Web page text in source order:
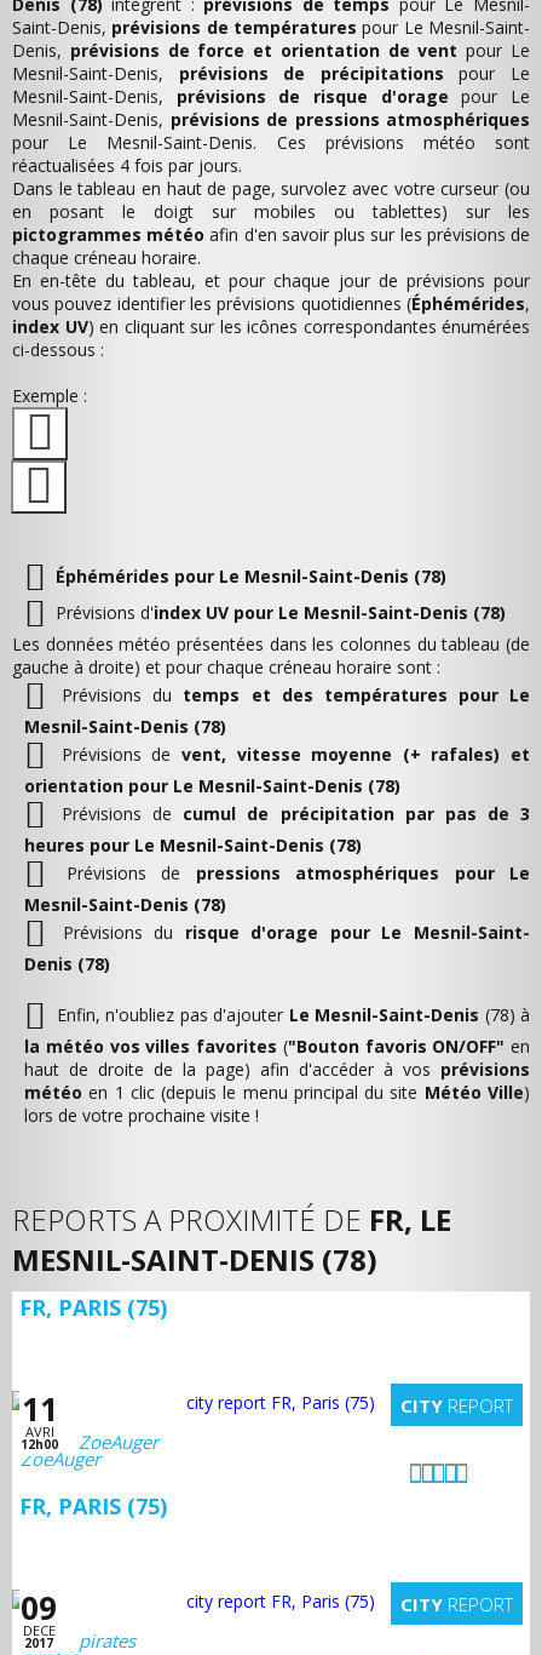
Saint-Denis, prévisions de températures pour Le Mesnil-Saint-
Denis, prévisions de force et orientation de vent pour Le
Mesnil-Saint-Denis, prévisions de précipitations pour Le
Mesnil-Saint-Denis, prévisions de risque d'orage pour Le
Mesnil-Saint-Denis, prévisions de pressions atmosphériques
pour Le Mesnil-Saint-Denis. Ces prévisions météo sont
réactualisées 4 fois par jours.
Dans le tableau en haut de page, survolez avec votre curseur (ou
en posant le doigt sur mobiles ou tablettes) sur les
pictogrammes météo afin d'en savoir plus sur les prévisions de
chaque créneau horaire.
En en-tête du tableau, et pour chaque jour de prévisions pour
vous pouvez identifier les prévisions quotidiennes (Éphémérides,
index UV) en cliquant sur les icônes correspondantes énumérées
ci-dessous :
Exemple :
Éphémérides pour Le Mesnil-Saint-Denis (78)
Prévisions d'index UV pour Le Mesnil-Saint-Denis (78)
Les données météo présentées dans les colonnes du tableau (de
gauche à droite) et pour chaque créneau horaire sont :
Prévisions du temps et des températures pour Le
Mesnil-Saint-Denis (78)
Prévisions de vent, vitesse moyenne (+ rafales) et
orientation pour Le Mesnil-Saint-Denis (78)
Prévisions de cumul de précipitation par pas de 3
heures pour Le Mesnil-Saint-Denis (78)
Prévisions de pressions atmosphériques pour Le
Mesnil-Saint-Denis (78)
Prévisions du risque d'orage pour Le Mesnil-Saint-
Denis (78)
Enfin, n'oubliez pas d'ajouter Le Mesnil-Saint-Denis (78) à
la météo vos villes favorites ("Bouton favoris ON/OFF" en
haut de droite de la page) afin d'accéder à vos prévisions
météo en 1 clic (depuis le menu principal du site Météo Ville)
lors de votre prochaine visite !
REPORTS A PROXIMITÉ DE FR, LE
MESNIL-SAINT-DENIS (78)
FR, PARIS (75)
11
AVRI
12h00
CITY REPORT
ZoeAuger
FR, PARIS (75)
09
DECE
2017
CITY REPORT
pirates